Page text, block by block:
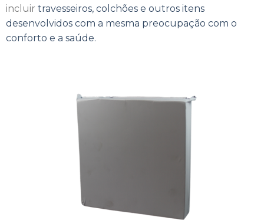
incluir travesseiros, colchões e outros itens
desenvolvidos com a mesma preocupação com o
conforto e a saúde.